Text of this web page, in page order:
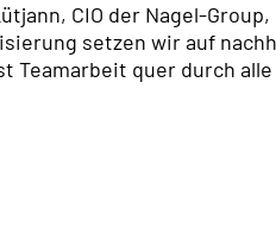
CIO der Nagel-
setzen wir auf
quer durch